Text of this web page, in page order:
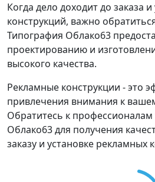
Когда дело доходит до заказа
конструкций, важно
Типография Облако63
проектированию и
высокого качества.
Рекламные конструкции - это
привлечения внимания к
Обратитесь к
Облако63 для получения
заказу и установке рекламных